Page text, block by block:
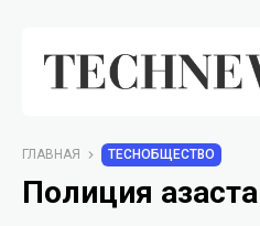
ГЛАВНАЯ TECHОБЩЕСТВО
Полиция